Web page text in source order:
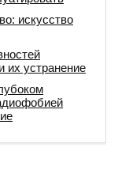
искусство
их устранение